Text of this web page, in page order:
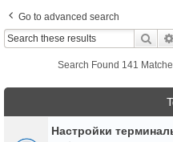
Go to advanced search
Search Found 141
Настройки